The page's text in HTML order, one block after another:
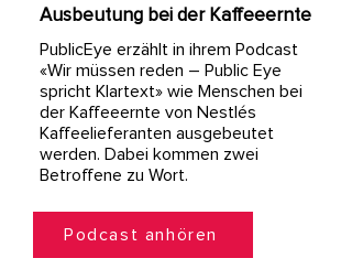
Ausbeutung bei der Kaffeeernte​
PublicEye erzählt in ihrem Podcast
«Wir müssen reden – Public Eye
spricht Klartext» wie Menschen bei
der Kaffeeernte von Nestlés
Kaffeelieferanten ausgebeutet
werden. Dabei kommen zwei
Betroffene zu Wort.
Podcast anhören